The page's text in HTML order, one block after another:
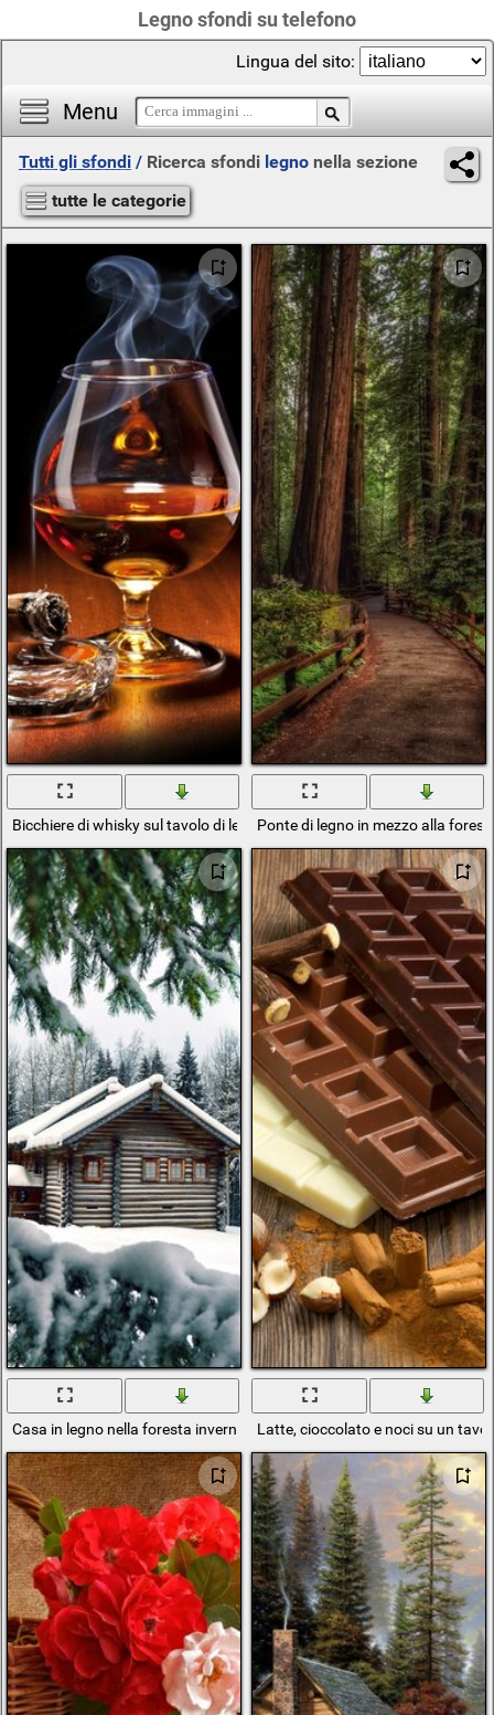
Legno sfondi su telefono
Menu
Lingua del sito:
Tutti gli sfondi / Ricerca sfondi legno nella sezione
tutte le categorie
Bicchiere di whisky sul tavolo di legnoPonte di legno in mezzo alla
Casa in legno nella foresta invernale Latte, cioccolato e noci su un